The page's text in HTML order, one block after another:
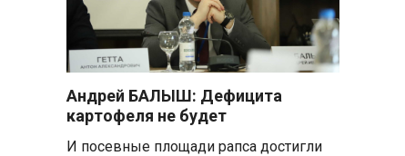
Андрей БАЛЫШ: Дефицита
картофеля не будет
И посевные площади рапса достигли